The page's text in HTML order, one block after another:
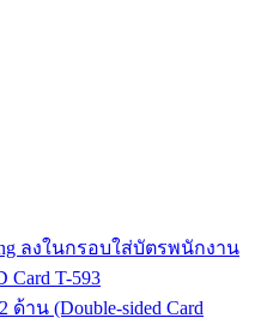
ลงในกรอบใส่บัตรพนักงาน
T-593
าน (Double-sided Card